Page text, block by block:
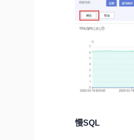
慢SQL